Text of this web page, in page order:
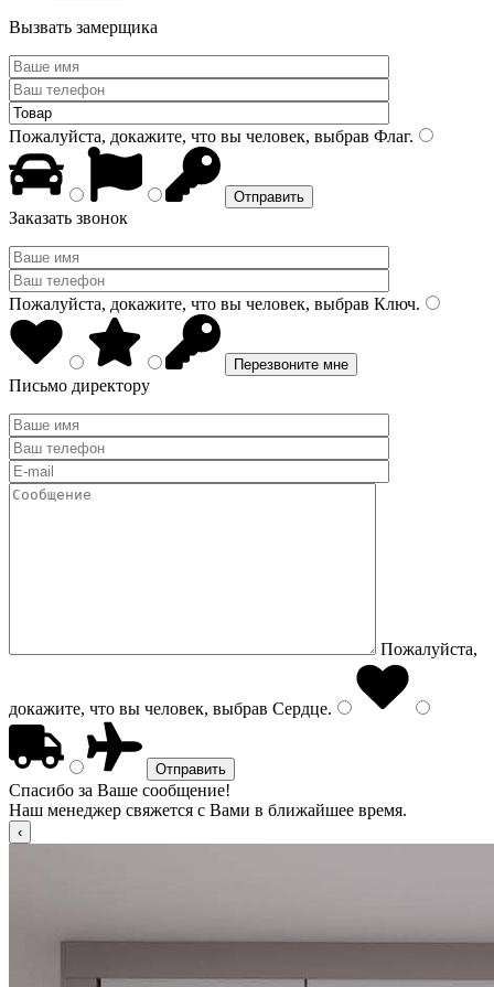
Вызвать замерщика
Пожалуйста, докажите, что вы человек, выбрав Флаг.
Заказать звонок
Пожалуйста, докажите, что вы человек, выбрав Ключ.
Письмо директору
Пожалуйста,
докажите, что вы человек, выбрав Сердце.
Спасибо за Ваше сообщение!
Наш менеджер свяжется с Вами в ближайшее время.